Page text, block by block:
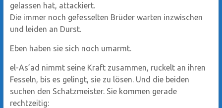
gelassen hat, attackiert.
Die immer noch gefesselten Brüder warten inzwischen
und leiden an Durst.
Eben haben sie sich noch umarmt.
el-As’ad nimmt seine Kraft zusammen, ruckelt an ihren
Fesseln, bis es gelingt, sie zu lösen. Und die beiden
suchen den Schatzmeister. Sie kommen gerade
rechtzeitig: